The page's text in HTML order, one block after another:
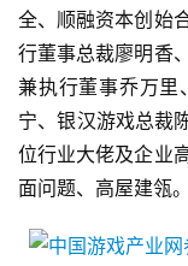
手
机
游
戏
单
游
全、顺融资本创始
行董事总裁廖明香
兼执行董事乔万里
宁、银汉游戏总裁
位行业大佬及企业
面问题、高屋建瓴。